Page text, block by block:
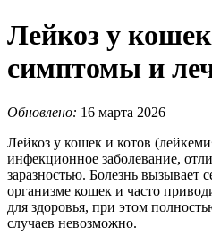
Лейкоз у
симптомы и
Обновлено: 16 марта 2026
Лейкоз у кошек и котов
инфекционное заболевание,
заразностью. Болезнь вызывает
организме кошек и часто
для здоровья, при этом
случаев невозможно.